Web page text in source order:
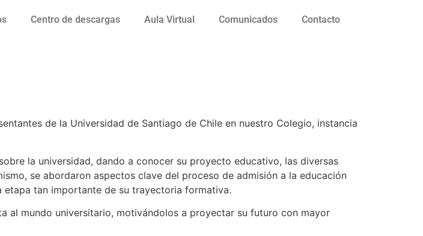
Centro de descargas Aula Virtual Comunicados Contacto
de la Universidad de Santiago de Chile en nuestro Colegio, instancia
la universidad, dando a conocer su proyecto educativo, las diversas
se abordaron aspectos clave del proceso de admisión a la educación
etapa tan importante de su trayectoria formativa.
al mundo universitario, motivándolos a proyectar su futuro con mayor